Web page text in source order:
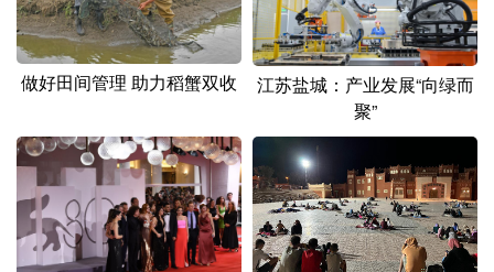
陕西 甘肃 青海 宁夏
新疆 内蒙古 黑龙江
多语种频道
English Español Français عربى
Русский язык 日本語 한국어
做好田间管理 助力稻蟹双收
江苏盐城：产业发展“向绿而
聚”